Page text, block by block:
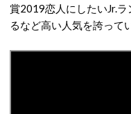
賞2019恋人にしたいJr.
るなど高い人気を誇って